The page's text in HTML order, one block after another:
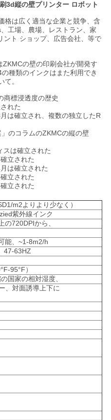
3d縦の壁プリンター ロボット
格は広く適当な企業と競争、含
工場、農場、レストラン、家
ント ショップ、広告会社、等で
の壁の印刷会社が開発す
種類のインクはまた利用でき
て。
商標浸透度の歴史
れた
は確立され、複数の独立したR
のコラムのZKMCの縦の壁
スは確立された
立された
は確立された
立された
立された
m2よりより少なく）
紫外線インク
の720DPIから、
能、~1-8m2/h
47-63HZ
95°F）
国家の相対湿度、
、対面誘導上下に